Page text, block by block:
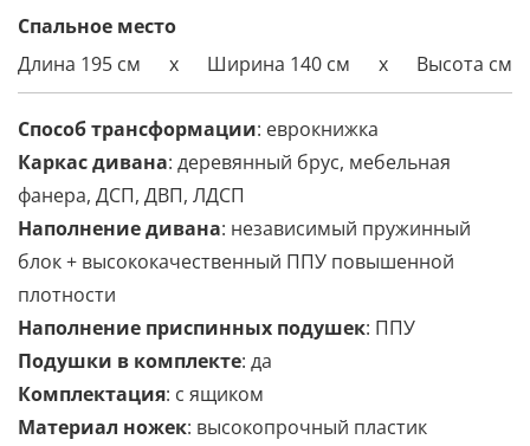
Спальное место
Длина 195 см
x Ширина 140 см x Высота см
Способ трансформации: еврокнижка
Каркас дивана: деревянный брус, мебельная
фанера, ДСП, ДВП, ЛДСП
Наполнение дивана: независимый пружинный
блок + высококачественный ППУ повышенной
плотности
Наполнение приспинных подушек: ППУ
Подушки в комплекте: да
Комплектация: с ящиком
Материал ножек: высокопрочный пластик